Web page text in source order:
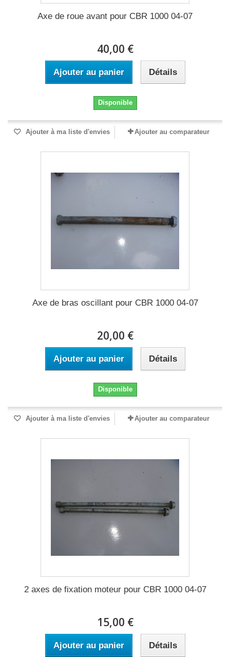
Axe de roue avant pour CBR 1000 04-07
40,00 €
Ajouter au panier Détails
Disponible
Ajouter à ma liste d'envies Ajouter au comparateur
Axe de bras oscillant pour CBR 1000 04-07
20,00 €
Ajouter au panier Détails
Disponible
Ajouter à ma liste d'envies Ajouter au comparateur
2 axes de fixation moteur pour CBR 1000 04-07
15,00 €
Ajouter au panier Détails